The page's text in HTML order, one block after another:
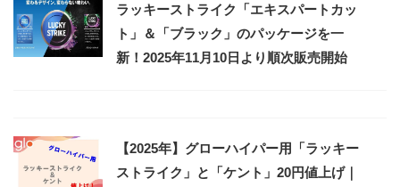
ラッキーストライク「エキスパートカッ
ト」＆「ブラック」のパッケージを一
新！2025年11月10日より順次販売開始
【2025年】グローハイパー用「ラッキー
ストライク」と「ケント」20円値上げ｜